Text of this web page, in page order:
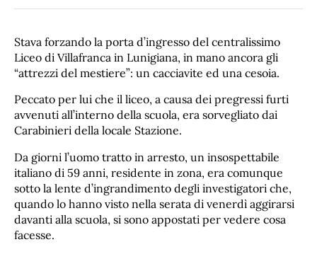
Stava forzando la porta d’ingresso del centralissimo
Liceo di Villafranca in Lunigiana, in mano ancora gli
“attrezzi del mestiere”: un cacciavite ed una cesoia.
Peccato per lui che il liceo, a causa dei pregressi furti
avvenuti all’interno della scuola, era sorvegliato dai
Carabinieri della locale Stazione.
Da giorni l’uomo tratto in arresto, un insospettabile
italiano di 59 anni, residente in zona, era comunque
sotto la lente d’ingrandimento degli investigatori che,
quando lo hanno visto nella serata di venerdì aggirarsi
davanti alla scuola, si sono appostati per vedere cosa
facesse.